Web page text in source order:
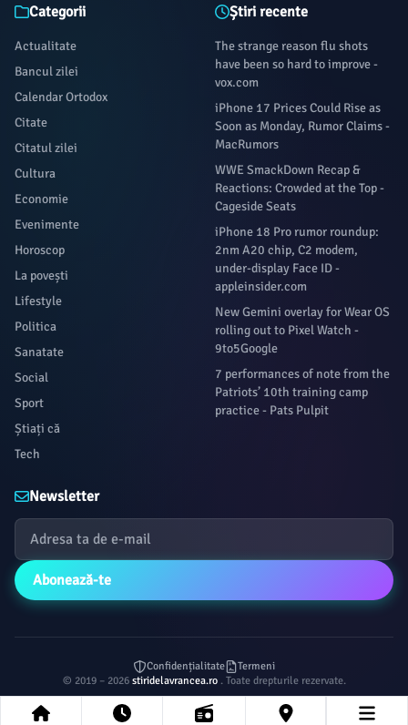
Categorii
Actualitate
Bancul zilei
Calendar Ortodox
Citate
Citatul zilei
Cultura
Economie
Evenimente
Horoscop
La povești
Lifestyle
Politica
Sanatate
Social
Sport
Știați că
Tech
Știri recente
The strange reason flu shots
have been so hard to improve -
vox.com
iPhone 17 Prices Could Rise as
Soon as Monday, Rumor Claims -
MacRumors
WWE SmackDown Recap &
Reactions: Crowded at the Top -
Cageside Seats
iPhone 18 Pro rumor roundup:
2nm A20 chip, C2 modem,
under-display Face ID -
appleinsider.com
New Gemini overlay for Wear OS
rolling out to Pixel Watch -
9to5Google
7 performances of note from the
Patriots’ 10th training camp
practice - Pats Pulpit
Newsletter
Abonează-te
Confidențialitate
Termeni
© 2019 – 2026 stiridelavrancea.ro . Toate drepturile rezervate.